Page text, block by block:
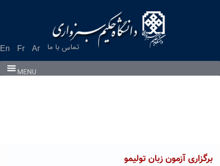
En Fr Ar تماس با ما
MENU
برگزاری آزمون زبان تولیمو